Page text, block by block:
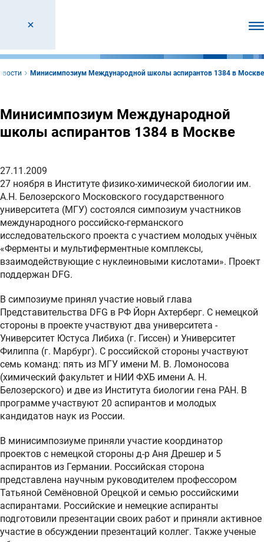
Минисимпозиум Международной школы аспирантов 1384 в Москве
Минисимпозиум Международной
школы аспирантов 1384 в Москве
27.11.2009
27 ноября в Институте физико-химической биологии им.
А.Н. Белозерского Московского государственного
университета (МГУ) состоялся симпозиум участников
международного российско-германского
исследовательского проекта c участием молодых учёных
«Ферменты и мультиферментные комплексы,
взаимодействующие с нуклеиновыми кислотами». Проект
поддержан DFG.
В симпозиуме принял участие новый глава
Представительства DFG в РФ Йорн Ахтерберг. С немецкой
стороны в проекте участвуют два университета -
Университет Юстуса Либиха (г. Гиссен) и Университет
Филиппа (г. Марбург). С российской стороны участвуют
семь команд: пять из МГУ имени М. В. Ломоносова
(химический факультет и НИИ ФХБ имени А. Н.
Белозерского) и две из Института биологии гена РАН. В
программе участвуют 20 аспирантов и молодых
кандидатов наук из России.
В минисимпозиуме приняли участие координатор
проектов с немецкой стороны д-р Аня Дрешер и 5
аспирантов из Германии. Российская сторона
представлена научным руководителем профессором
Татьяной Семёновной Орецкой и семью российскими
аспирантами. Российские и немецкие аспиранты
подготовили презентации своих работ и приняли активное
участие в обсуждении презентаций коллег. Также ученые